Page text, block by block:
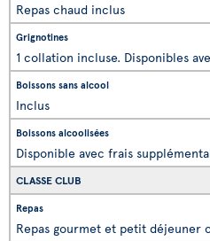
Repas chaud inclus
1 collation incluse. Disponibles
Inclus
Disponible avec frais
CLASSE CLUB
Repas gourmet et petit déjeuner